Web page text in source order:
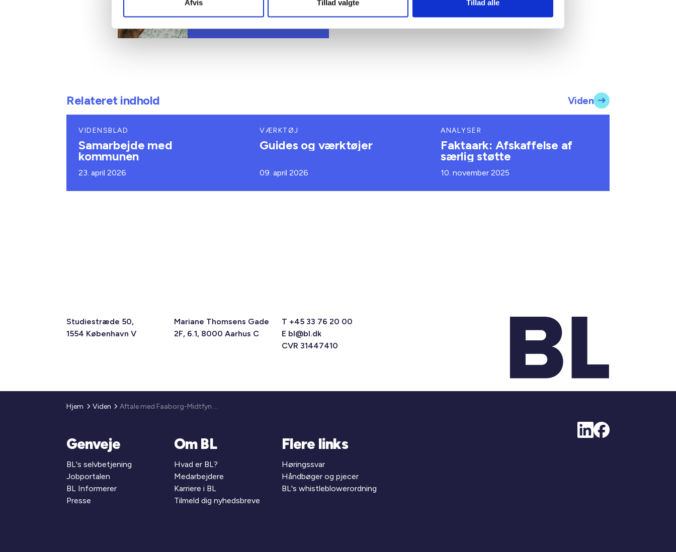
Afvis Tillad valgte Tillad alle
Relateret indhold Viden
VIDENSBLAD
Samarbejde med
kommunen
23. april 2026
VÆRKTØJ
Guides og værktøjer
09. april 2026
ANALYSER
Faktaark: Afskaffelse af
særlig støtte
10. november 2025
Studiestræde 50,
1554 København V
Mariane Thomsens Gade
2F, 6.1, 8000 Aarhus C
T +45 33 76 20 00
E bl@bl.dk
CVR 31447410
Hjem Viden Aftale med Faaborg-Midtfyn Kommune
Genveje
BL's selvbetjening
Jobportalen
BL Informerer
Presse
Om BL
Hvad er BL?
Medarbejdere
Karriere i BL
Tilmeld dig nyhedsbreve
Flere links
Høringssvar
Håndbøger og pjecer
BL's whistleblowerordning